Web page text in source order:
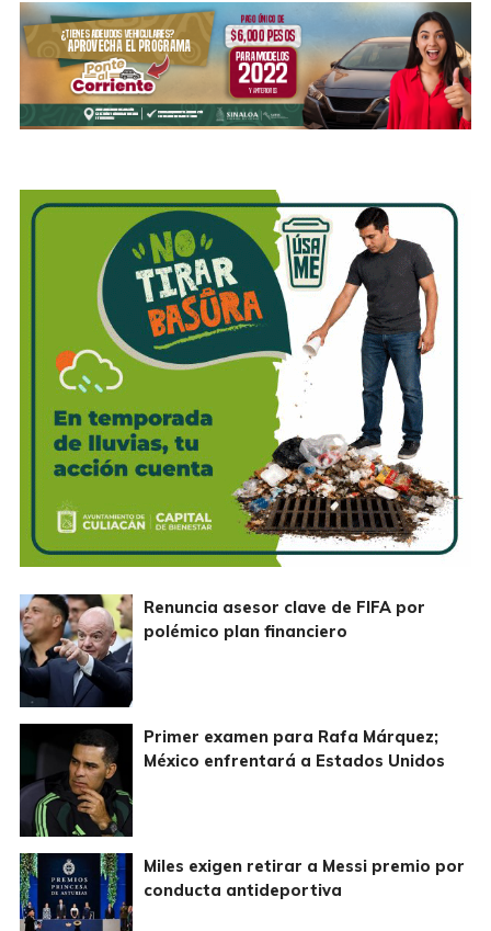
Renuncia asesor clave de FIFA por
polémico plan financiero
Primer examen para Rafa Márquez;
México enfrentará a Estados Unidos
Miles exigen retirar a Messi premio por
conducta antideportiva